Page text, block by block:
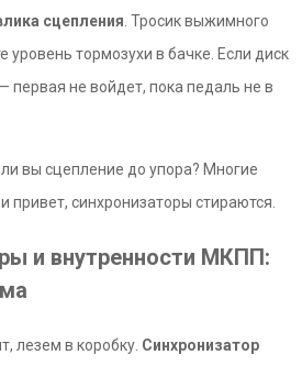
сцепления . Тросик выжимного
уровень тормозухи в бачке. Если диск
первая не войдет, пока педаль не в
вы сцепление до упора? Многие
привет, синхронизаторы стираются.
и внутренности МКПП:
лезем в коробку. Синхронизатор